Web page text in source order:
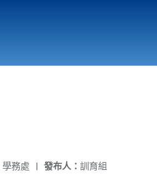
發布人： 訓育組
學務處 |